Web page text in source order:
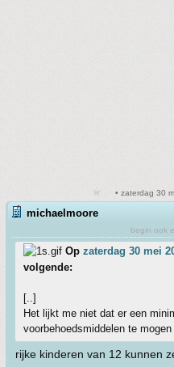
• zaterdag 30
michaelmoore
begin ook
Op zaterdag 30 mei
volgende:
[..]
Het lijkt me niet dat er een
voorbehoedsmiddelen te mogen
rijke kinderen van 12 kunnen